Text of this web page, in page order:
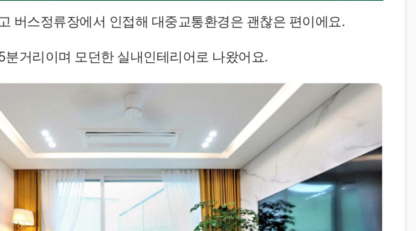
버스정류장에서 인접해 대중교통환경은 괜찮은 편이에요.
거리이며 모던한 실내인테리어로 나왔어요.